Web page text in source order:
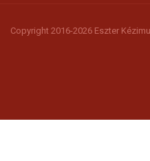
Copyright 2016-2026 Eszter